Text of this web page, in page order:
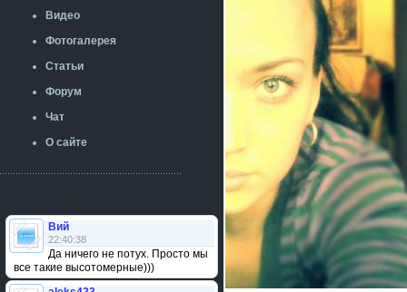
Видео
Фотогалерея
Статьи
Форум
Чат
О сайте
Вий
22:40:38
Да ничего не потух. Просто мы
все такие высотомерные)))